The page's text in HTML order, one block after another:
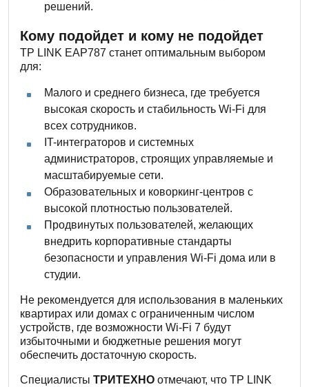
решений.
Кому подойдет и кому не подойдет
TP LINK EAP787 станет оптимальным выбором
для:
Малого и среднего бизнеса, где требуется
высокая скорость и стабильность Wi-Fi для
всех сотрудников.
IT-интеграторов и системных
администраторов, строящих управляемые и
масштабируемые сети.
Образовательных и коворкинг-центров с
высокой плотностью пользователей.
Продвинутых пользователей, желающих
внедрить корпоративные стандарты
безопасности и управления Wi-Fi дома или в
студии.
Не рекомендуется для использования в маленьких
квартирах или домах с ограниченным числом
устройств, где возможности Wi-Fi 7 будут
избыточными и бюджетные решения могут
обеспечить достаточную скорость.
Специалисты ТРИТЕХНО отмечают, что TP LINK